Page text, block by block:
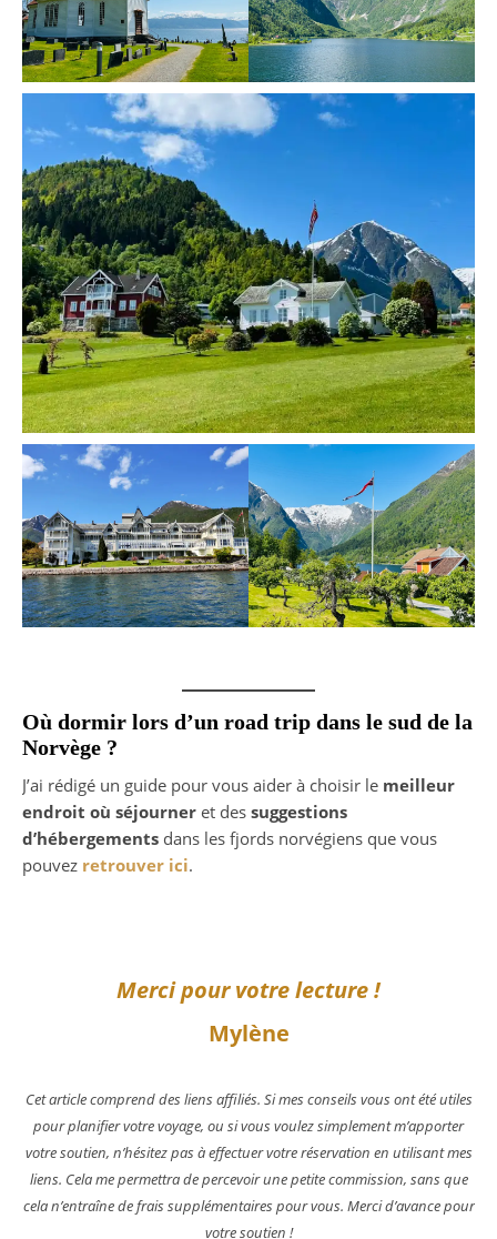
Où dormir lors d’un road trip dans le sud de la
Norvège ?
J’ai rédigé un guide pour vous aider à choisir le meilleur
endroit où séjourner et des suggestions
d’hébergements dans les fjords norvégiens que vous
pouvez retrouver ici.
Merci pour votre lecture !
Mylène
Cet article comprend des liens affiliés. Si mes conseils vous ont été utiles
pour planifier votre voyage, ou si vous voulez simplement m’apporter
votre soutien, n’hésitez pas à effectuer votre réservation en utilisant mes
liens. Cela me permettra de percevoir une petite commission, sans que
cela n’entraîne de frais supplémentaires pour vous. Merci d’avance pour
votre soutien !